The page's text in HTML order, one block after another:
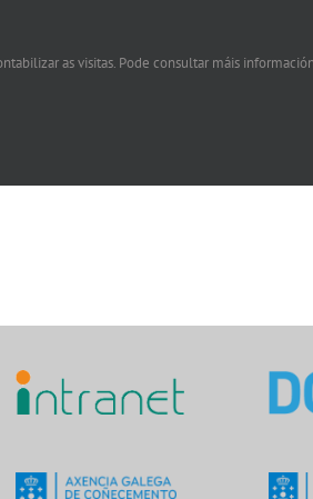
as visitas. Pode consultar máis información